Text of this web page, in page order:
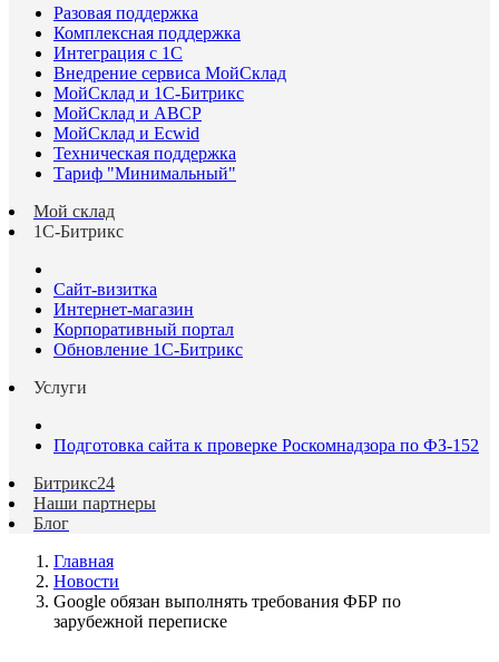
Разовая поддержка
Комплексная поддержка
Интеграция с 1С
Внедрение сервиса МойСклад
МойСклад и 1С-Битрикс
МойСклад и ABCP
МойСклад и Ecwid
Техническая поддержка
Тариф "Минимальный"
Мой склад
1С-Битрикс
Сайт-визитка
Интернет-магазин
Корпоративный портал
Обновление 1С-Битрикс
Услуги
Подготовка сайта к проверке Роскомнадзора по ФЗ-152
Битрикс24
Наши партнеры
Блог
Главная
Новости
Google обязан выполнять требования ФБР по
зарубежной переписке